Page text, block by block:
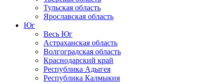
Тульская область
Ярославская область
Юг
Весь Юг
Астраханская область
Волгоградская область
Краснодарский край
Республика Адыгея
Республика Калмыкия